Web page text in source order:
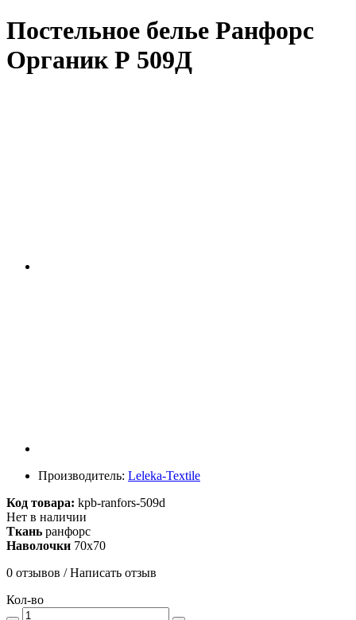
Постельное белье Ранфорс
Органик Р 509Д
Производитель: Leleka-Textile
Код товара: kpb-ranfors-509d
Нет в наличии
Ткань ранфорс
Наволочки 70х70
0 отзывов /Написать отзыв
Кол-во